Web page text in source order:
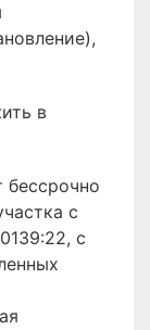
в
бессрочно
с
с